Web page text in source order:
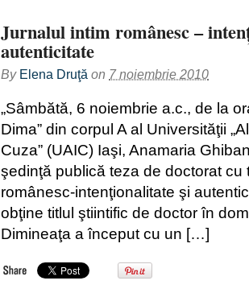
Jurnalul intim românesc –
autenticitate
By Elena Druţă on 7 noiembrie 2010
„Sâmbătă, 6 noiembrie a.c., de la
Dima” din corpul A al Universităţii
Cuza” (UAIC) Iaşi, Anamaria
şedinţă publică teza de doctorat cu
românesc-intenţionalitate şi
obţine titlul ştiintific de doctor în
Dimineaţa a început cu un […]